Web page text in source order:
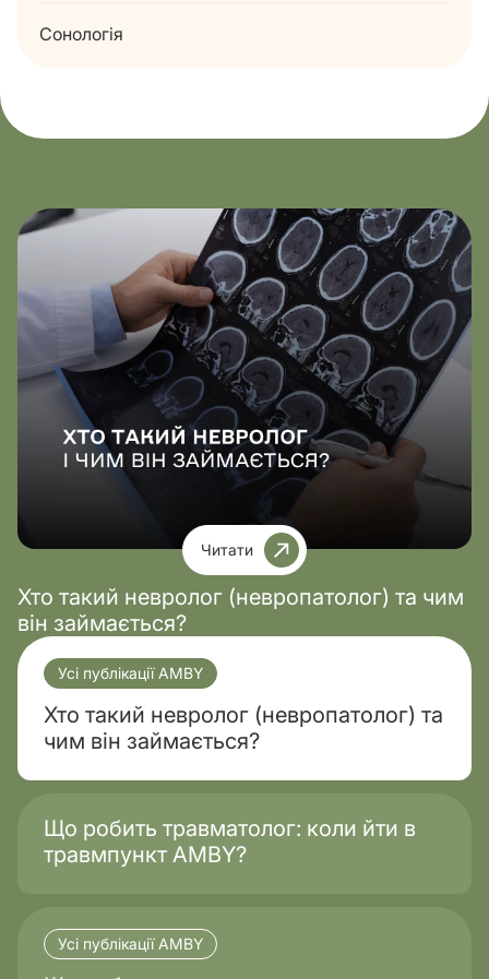
Сонологія
Читати
Хто такий невролог (невропатолог) та чим
він займається?
Усі публікації AMBY
Хто такий невролог (невропатолог) та
чим він займається?
Що робить травматолог: коли йти в
травмпункт AMBY?
Усі публікації AMBY